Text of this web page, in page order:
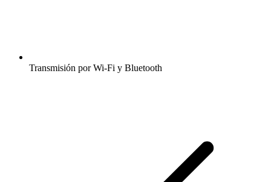
Transmisión por Wi-Fi y Bluetooth